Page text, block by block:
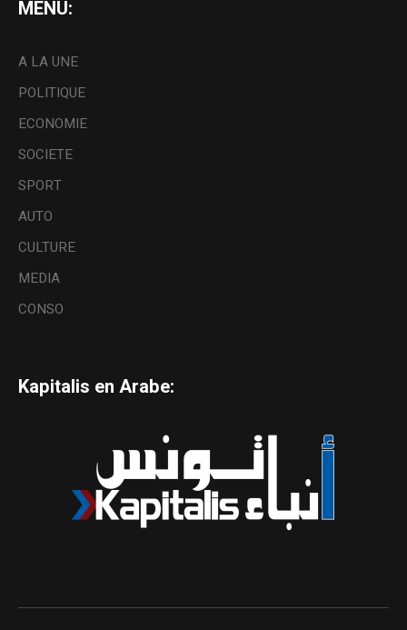
MENU:
A LA UNE
POLITIQUE
ECONOMIE
SOCIETE
SPORT
AUTO
CULTURE
MEDIA
CONSO
Kapitalis en Arabe: